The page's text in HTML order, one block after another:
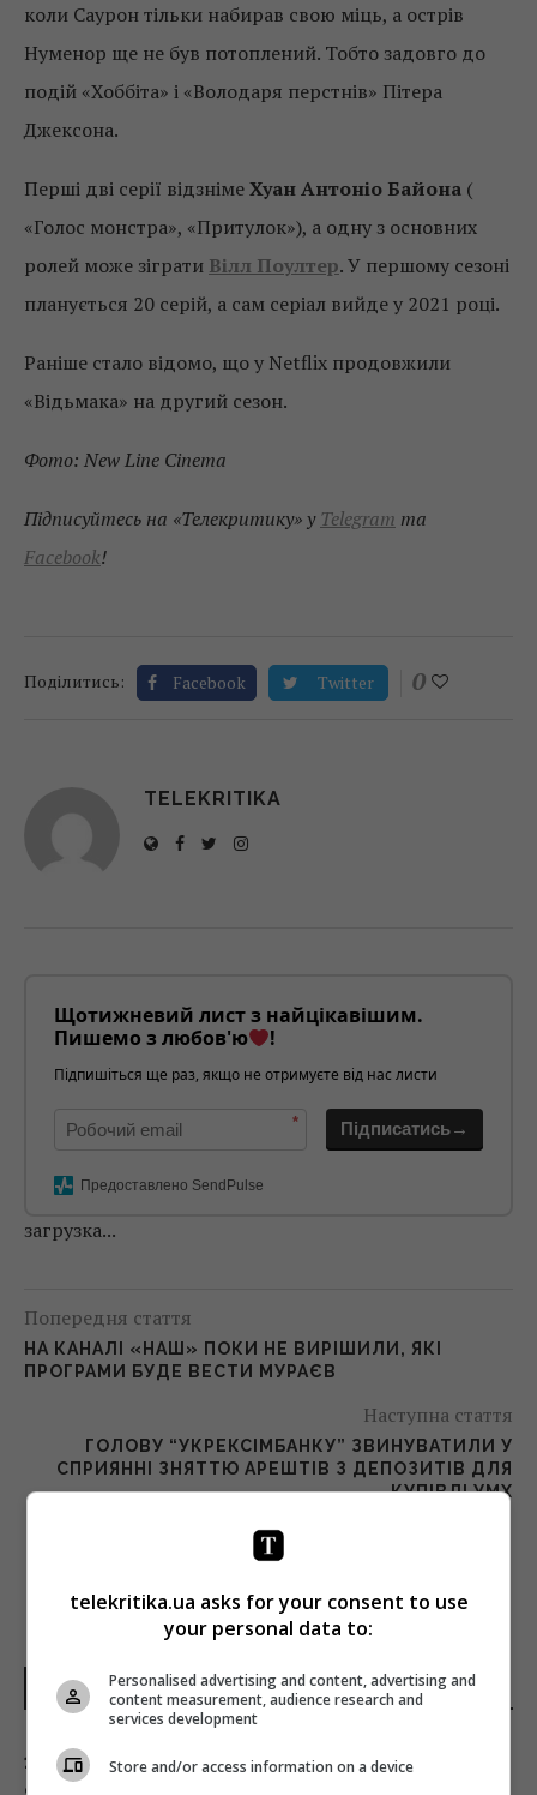
коли Саурон тільки набирав свою міць, а острів
Нуменор ще не був потоплений. Тобто задовго до
подій «Хоббіта» і «Володаря перстнів» Пітера
Джексона.
Перші дві серії відзнімеХуан Антоніо Байона (
«Голос монстра», «Притулок»), а одну з основних
ролей може зіграти Вілл Поултер. У першому сезоні
планується 20 серій, а сам серіал вийде у 2021 році.
Раніше стало відомо, що у Netflix продовжили
«Відьмака» на другий сезон.
Фото: New Line Cinema
Підписуйтесь на «Телекритику» у Telegram та
Facebook!
Поділитись: Facebook Twitter 0
TELEKRITIKA
Щотижневий лист з найцікавішим.
Пишемо з любов'ю
!
Підпишіться ще раз, якщо не отримуєте від нас листи
* Підписатись→
Предоставлено SendPulse
загрузка...
Попередня стаття
НА КАНАЛІ «НАШ» ПОКИ НЕ ВИРІШИЛИ, ЯКІ
ПРОГРАМИ БУДЕ ВЕСТИ МУРАЄВ
Наступна стаття
ГОЛОВУ “УКРЕКСІМБАНКУ” ЗВИНУВАТИЛИ У
СПРИЯННІ ЗНЯТТЮ АРЕШТІВ З ДЕПОЗИТІВ ДЛЯ
КУПІВЛІ УМХ
НОВИНИ УКРАЇНИ І СВІТУ
11 серпня в Україну зайдуть дощі та грози:
telekritika.ua asks for your consent to use
your personal data to:
Personalised advertising and content, advertising and
content measurement, audience research and
services development
Store and/or access information on a device